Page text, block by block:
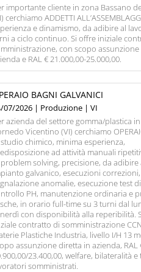
importante cliente in zona Bassano
cerchiamo ADDETTI
e dinamismo, da adibire al
a ciclo continuo. Si offre iniziale
con scopo
e RAL € 21.000,00-25.000,00.
BAGNI GALVANICI
07/2026 | Produzione | VI
azienda del settore gomma/plastica
Vicentino (VI) cerchiamo
chimico, minima esperienza,
ad attività manuali
solving, precisione, da
galvanico, esecuzioni correzioni,
anomalie, esecuzione test
PH, manutenzione ordinaria e
in orario full-time su 3 turni dal
con disponibilità alla reperibilità.
contratto di somministrazione
Plastiche Industria, livello I/H 13
assunzione diretta in azienda, RAL
23.400,00, welfare, bilateralità
somministrati.